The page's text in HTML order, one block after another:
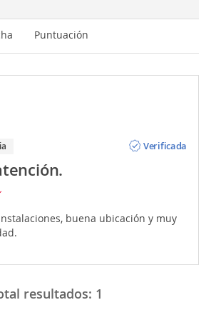
Puntuación
Verificada
buena ubicación y muy
resultados: 1